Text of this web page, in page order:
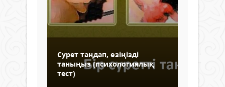
Сурет таңдап, өзіңізді
таныңыз (психологиялық
тест)